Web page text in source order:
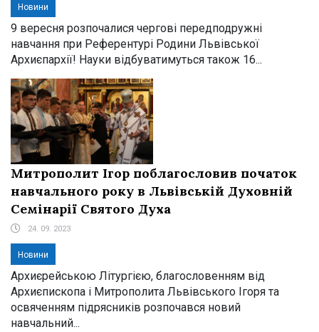
Новини
9 вересня розпочалися чергові передподружні
навчання при Референтурі Родини Львівської
Архиєпархії! Науки відбуватимуться також 16...
Митрополит Ігор поблагословив початок
навчального року в Львівській Духовній
Семінарії Святого Духа
24. 09. 2023
Новини
Архиєрейською Літургією, благословенням від
Архиєпископа і Митрополита Львівського Ігоря та
освяченням підрясників розпочався новий
навчальний...